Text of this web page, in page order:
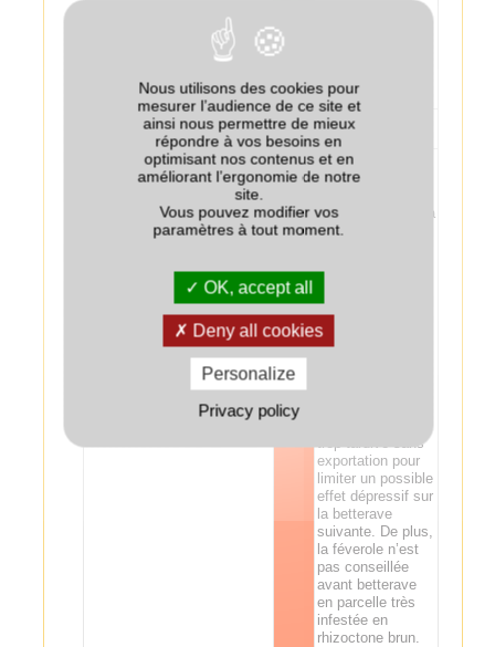
de la féverole.
Sorgho
+
Risque
d’amplification
de nématode de la
betterave
couvert est semé
tôt. Risque
d’amplification
trop tardive sans
exportation pour
limiter un possible
effet dépressif sur
la betterave
suivante. De plus,
la féverole n’est
pas conseillée
avant betterave
en parcelle très
infestée en
rhizoctone brun.
Nous utilisons des cookies pour
mesurer l’audience de ce site et
ainsi nous permettre de mieux
répondre à vos besoins en
optimisant nos contenus et en
améliorant l’ergonomie de notre
site.
Vous pouvez modifier vos
paramètres à tout moment.
OK, accept all
Deny all cookies
Personalize
Privacy policy